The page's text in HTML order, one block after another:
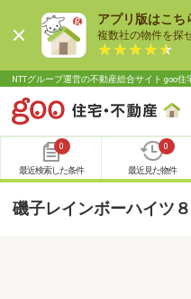
アプリ版はこち
複数社の物件を探
NTTグループ運営の不動産総合サイト goo住
0
最近検索した条件
0
最近見た物件
磯子レインボーハイツ